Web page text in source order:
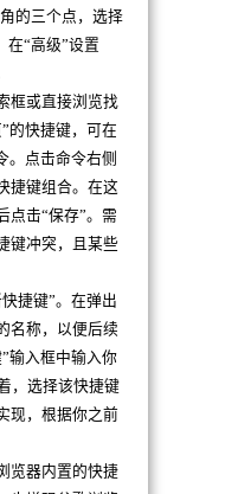
的三个点，选择
在“高级”设置
框或直接浏览找
的快捷键，可在
。点击命令右侧
捷键组合。在这
点击“保存”。需
键冲突，且某些
捷键”。在弹出
名称，以便后续
输入框中输入你
，选择该快捷键
现，根据你之前
览器内置的快捷